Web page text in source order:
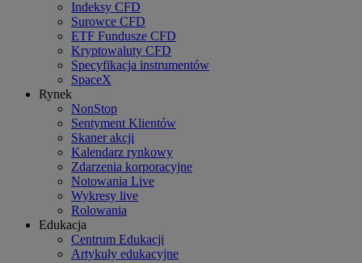
Indeksy CFD
Surowce CFD
ETF Fundusze CFD
Kryptowaluty CFD
Specyfikacja instrumentów
SpaceX
Rynek
NonStop
Sentyment Klientów
Skaner akcji
Kalendarz rynkowy
Zdarzenia korporacyjne
Notowania Live
Wykresy live
Rolowania
Edukacja
Centrum Edukacji
Artykuły edukacyjne